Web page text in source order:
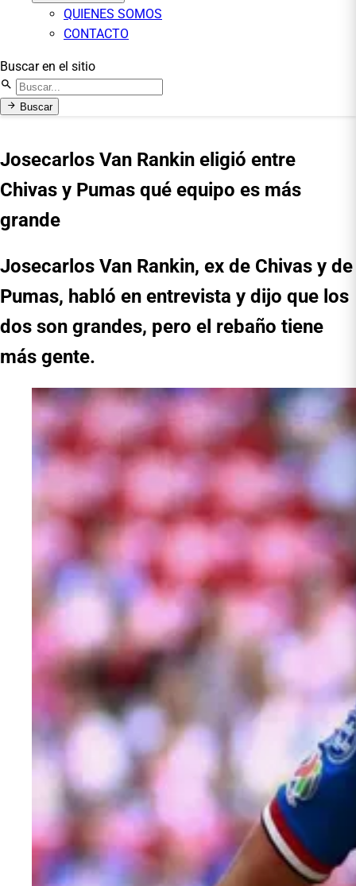
QUIENES SOMOS
CONTACTO
Buscar en el sitio
Buscar
Josecarlos Van Rankin eligió entre
Chivas y Pumas qué equipo es más
grande
Josecarlos Van Rankin, ex de Chivas y de
Pumas, habló en entrevista y dijo que los
dos son grandes, pero el rebaño tiene
más gente.